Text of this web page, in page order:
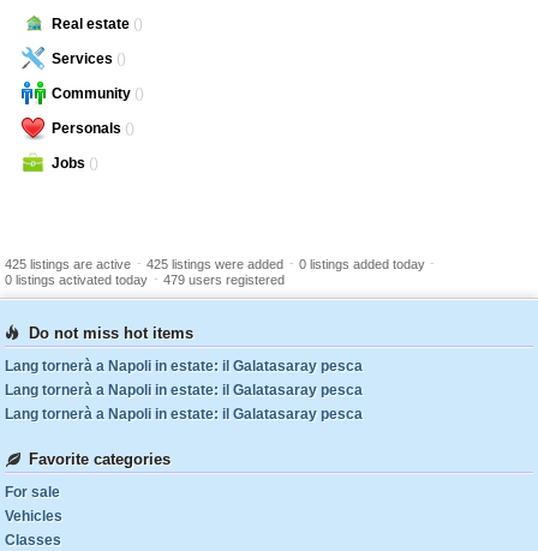
Real estate ()
Services ()
Community ()
Personals ()
Jobs ()
425 listings are active - 425 listings were added - 0 listings added today -
0 listings activated today - 479 users registered
Do not miss hot items
Lang tornerà a Napoli in estate: il Galatasaray pesca
Lang tornerà a Napoli in estate: il Galatasaray pesca
Lang tornerà a Napoli in estate: il Galatasaray pesca
Favorite categories
For sale
Vehicles
Classes